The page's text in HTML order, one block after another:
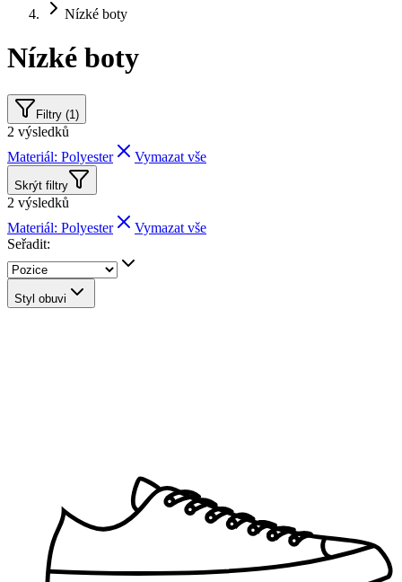
Nízké boty
Nízké boty
Filtry (1)
2 výsledků
Materiál: Polyester
Vymazat vše
Skrýt filtry
2 výsledků
Materiál: Polyester
Vymazat vše
Seřadit:
Styl obuvi